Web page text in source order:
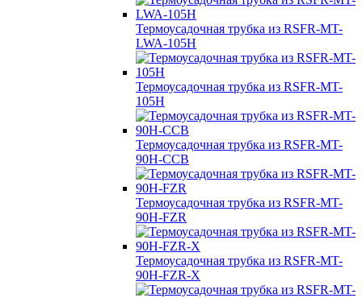
Термоусадочная трубка из RSFR-MT-
LWA-105H
Термоусадочная трубка из RSFR-MT-
105H
Термоусадочная трубка из RSFR-MT-
90H-CCB
Термоусадочная трубка из RSFR-MT-
90H-FZR
Термоусадочная трубка из RSFR-MT-
90H-FZR-X